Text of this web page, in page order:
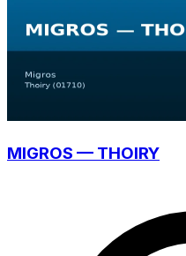
MIGROS — THOIRY